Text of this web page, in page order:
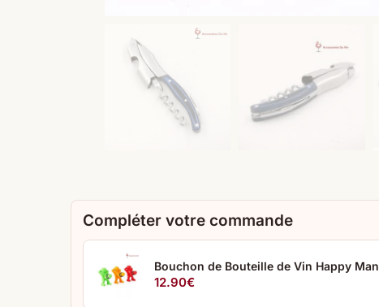
Compléter votre commande
Bouchon de Bouteille de Vin Happy Man
12.90€